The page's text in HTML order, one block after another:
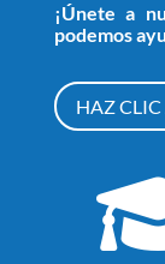
¡Únete a
podemos
HAZ